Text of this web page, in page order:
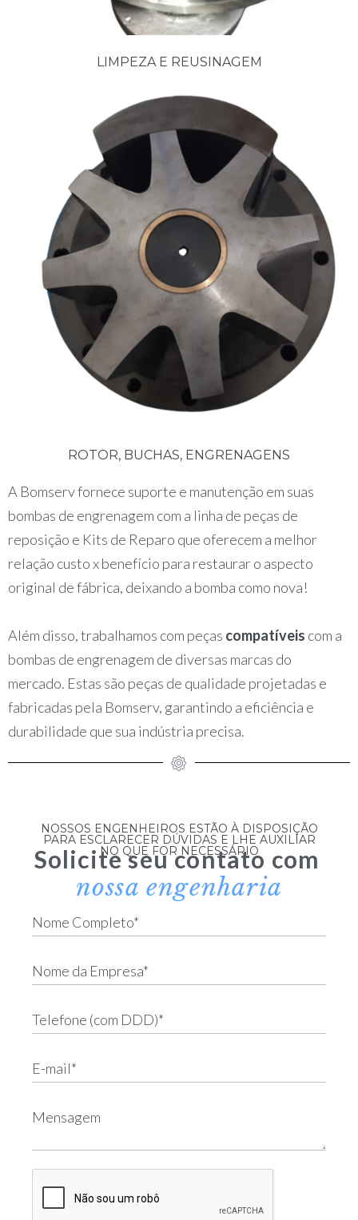
LIMPEZA E REUSINAGEM
ROTOR, BUCHAS, ENGRENAGENS
A Bomserv fornece suporte e manutenção em suas
bombas de engrenagem com a linha de peças de
reposição e Kits de Reparo que oferecem a melhor
relação custo x benefício para restaurar o aspecto
original de fábrica, deixando a bomba como nova!
Além disso, trabalhamos com peças compatíveis com a
bombas de engrenagem de diversas marcas do
mercado. Estas são peças de qualidade projetadas e
fabricadas pela Bomserv, garantindo a eficiência e
durabilidade que sua indústria precisa.
NOSSOS ENGENHEIROS ESTÃO À DISPOSIÇÃO
PARA ESCLARECER DÚVIDAS E LHE AUXILIAR
NO QUE FOR NECESSÁRIO
Solicite seu contato com
nossa engenharia